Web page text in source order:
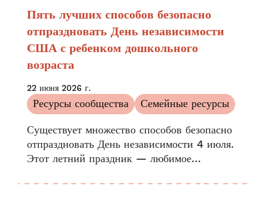
Пять лучших способов безопасно
отпраздновать День независимости
США с ребенком дошкольного
возраста
22 июня 2026 г.
Ресурсы сообщества
Семейные ресурсы
Существует множество способов безопасно
отпраздновать День независимости 4 июля.
Этот летний праздник — любимое
сопровождающееся барбекю, пикниками,